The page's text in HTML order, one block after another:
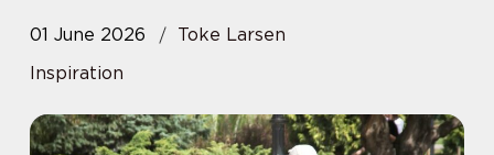
01 June 2026
Toke Larsen
Inspiration